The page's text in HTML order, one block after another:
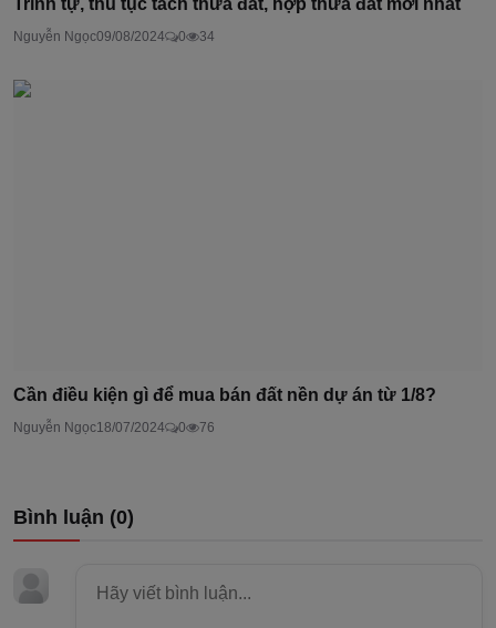
Trình tự, thủ tục tách thửa đất, hợp thửa đất mới nhất
Nguyễn Ngọc09/08/2024 0 34
Cần điều kiện gì để mua bán đất nền dự án từ 1/8?
Nguyễn Ngọc18/07/2024 0 76
Bình luận (0)